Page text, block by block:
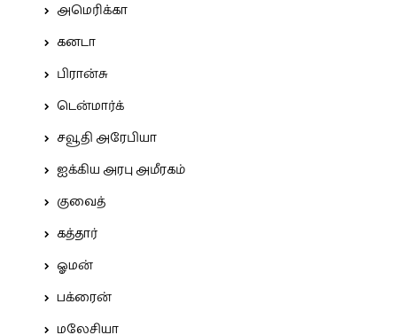
அமெரிக்கா
கனடா
பிரான்சு
டென்மார்க்
சவூதி அரேபியா
ஐக்கிய அரபு அமீரகம்
குவைத்
கத்தார்
ஓமன்
பக்ரைன்
மலேசியா